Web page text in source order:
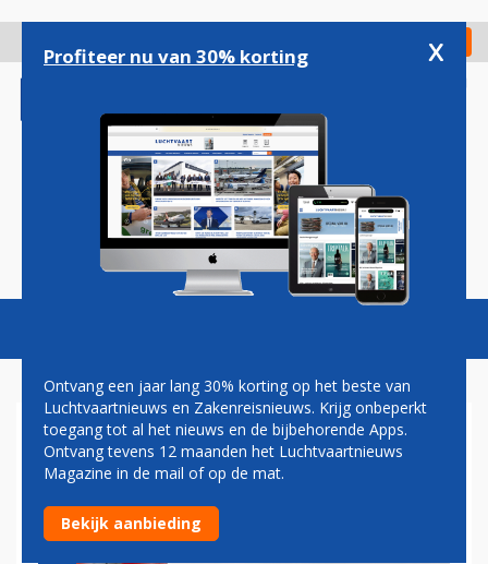
gaan
Check in
Magazine Podcasts Vacatures
NIEUWE STAKINGEN OP
KOMST BIJ BRITISH AIRWAYS
Profiteer nu van 30% korting x
Ontvang een jaar lang 30% korting op het beste van
Luchtvaartnieuws en Zakenreisnieuws. Krijg onbeperkt
toegang tot al het nieuws en de bijbehorende Apps.
Ontvang tevens 12 maanden het Luchtvaartnieuws
Magazine in de mail of op de mat.
Bekijk aanbieding